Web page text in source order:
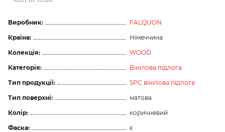
Виробник:
FALQUON
Країна:
Німеччина
Колекція:
WOOD
Категорія:
Вінілова підлога
Тип продукції:
SPC вінілова підлога
Тип поверхні:
матова
Колір:
коричневий
Фаска:
є